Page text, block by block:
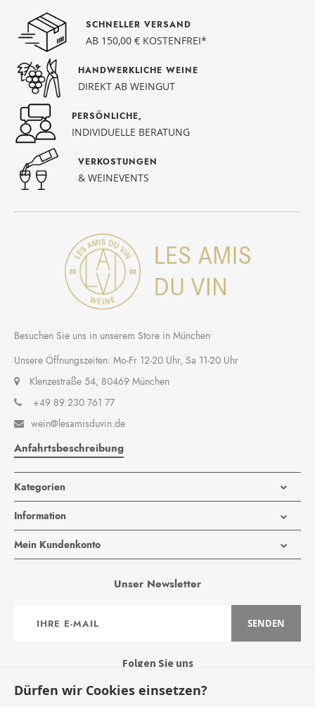
SCHNELLER VERSAND
AB 150,00 € KOSTENFREI*
HANDWERKLICHE WEINE
DIREKT AB WEINGUT
PERSÖNLICHE,
INDIVIDUELLE BERATUNG
VERKOSTUNGEN
& WEINEVENTS
Besuchen Sie uns in unserem Store in München
Unsere Öffnungszeiten: Mo-Fr 12-20 Uhr, Sa 11-20 Uhr
Klenzestraße 54, 80469 München
+49 89 230 761 77
 wein@lesamisduvin.de
Anfahrtsbeschreibung
Kategorien
Information
Mein Kundenkonto
Unser Newsletter
zum
SENDEN
Folgen Sie uns
Dürfen wir Cookies einsetzen?